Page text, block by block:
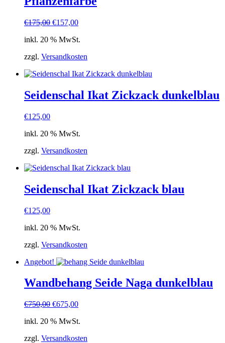
€175,00 Ursprünglicher
war:
€157,00Aktueller
ist:
inkl. 20 % MwSt.
zzgl. Versandkosten
Seidenschal Ikat Zickzack dunkelblau
€125,00
inkl. 20 % MwSt.
zzgl. Versandkosten
Seidenschal Ikat Zickzack blau
€125,00
inkl. 20 % MwSt.
zzgl. Versandkosten
Angebot!
Wandbehang Seide Naga dunkelblau
€750,00 Ursprünglicher
war:
€675,00Aktueller
ist:
inkl. 20 % MwSt.
zzgl. Versandkosten